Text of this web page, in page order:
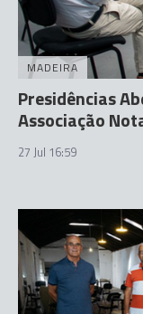
MADEIRA
Presidências
Associação
27 Jul 16:59